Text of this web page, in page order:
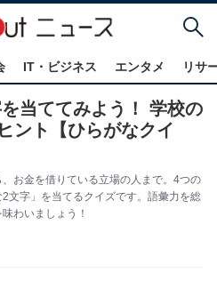
IT・ビジネス エンタメ リサ
当ててみよう！ 学校の
ント【ひらがなクイ
お金を借りている立場の人まで。4つの
文字」を当てるクイズです。語彙力を総
わいましょう！